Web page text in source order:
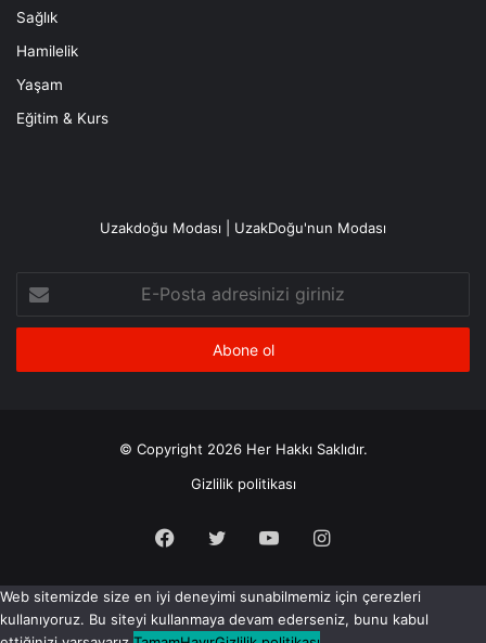
Sağlık
Hamilelik
Yaşam
Eğitim & Kurs
Uzakdoğu Modası | UzakDoğu'nun Modası
Posta
adresinizi
© Copyright 2026 Her Hakkı Saklıdır.
Gizlilik politikası
Facebook
X YouTubeInstagram
Web sitemizde size en iyi deneyimi sunabilmemiz için çerezleri
kullanıyoruz. Bu siteyi kullanmaya devam ederseniz, bunu kabul